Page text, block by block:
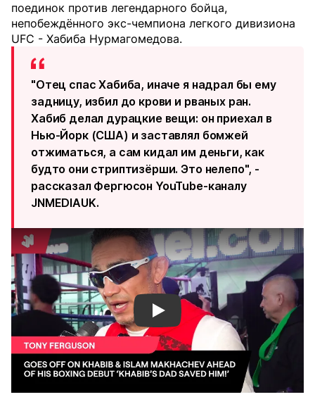
поединок против легендарного бойца,
непобеждённого экс-чемпиона легкого дивизиона
UFC - Хабиба Нурмагомедова.
"Отец спас Хабиба, иначе я надрал бы ему
задницу, избил до крови и рваных ран.
Хабиб делал дурацкие вещи: он приехал в
Нью-Йорк (США) и заставлял бомжей
отжиматься, а сам кидал им деньги, как
будто они стриптизёрши. Это нелепо", -
рассказал Фергюсон YouTube-каналу
JNMEDIAUK.
Смотреть видео YouTube